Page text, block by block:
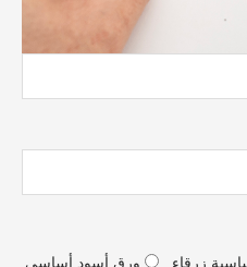
ورق أسود أساسي